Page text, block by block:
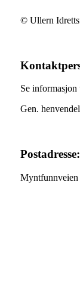
© Ullern
Se
Gen.
Postadresse: